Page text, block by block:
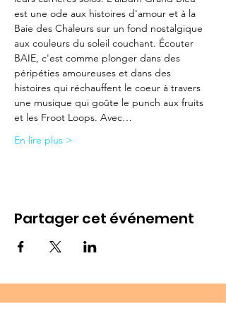
est une ode aux histoires d'amour et à la
Baie des Chaleurs sur un fond nostalgique
aux couleurs du soleil couchant. Écouter
BAIE, c'est comme plonger dans des
péripéties amoureuses et dans des
histoires qui réchauffent le coeur à travers
une musique qui goûte le punch aux fruits
et les Froot Loops. Avec…
En lire plus >
Partager cet événement